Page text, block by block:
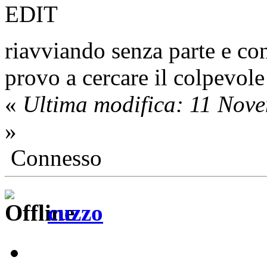
EDIT
riavviando senza parte e
provo a cercare il colpevole
« Ultima modifica: 11
»
Connesso
cuzzo